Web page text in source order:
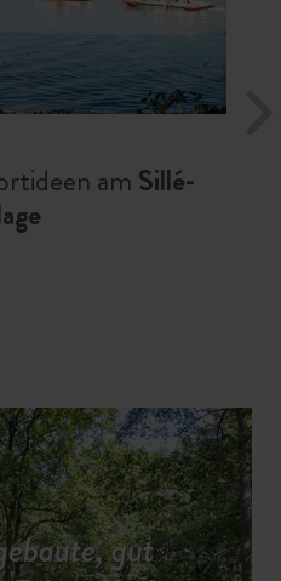
am Sillé-
gut